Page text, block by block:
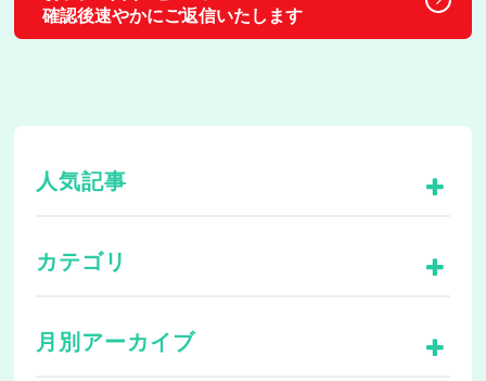
確認後速やかにご返信いたします
人気記事
カテゴリ
月別アーカイブ